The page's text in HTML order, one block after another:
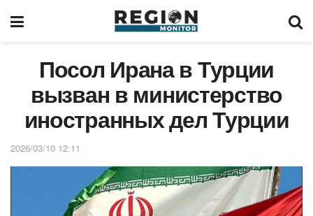
Посол Ирана в Турции
вызван в министерство
иностранных дел Турции
2026/03/10 12:11